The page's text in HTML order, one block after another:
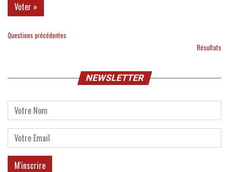
Questions précédentes
Résultats
NEWSLETTER